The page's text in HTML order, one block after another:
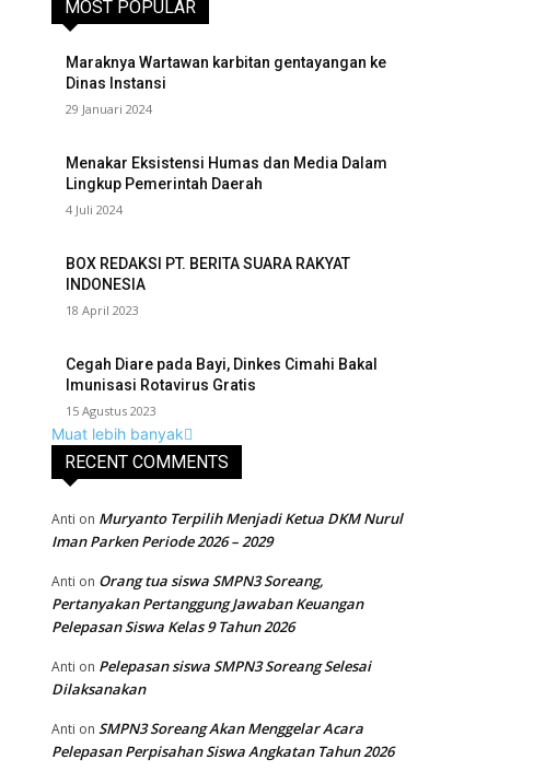
MOST POPULAR
Maraknya Wartawan karbitan gentayangan ke
Dinas Instansi
29 Januari 2024
Menakar Eksistensi Humas dan Media Dalam
Lingkup Pemerintah Daerah
4 Juli 2024
BOX REDAKSI PT. BERITA SUARA RAKYAT
INDONESIA
18 April 2023
Cegah Diare pada Bayi, Dinkes Cimahi Bakal
Imunisasi Rotavirus Gratis
15 Agustus 2023
Muat lebih banyak
RECENT COMMENTS
Anti on Muryanto Terpilih Menjadi Ketua DKM Nurul
Iman Parken Periode 2026 – 2029
Anti on Orang tua siswa SMPN3 Soreang,
Pertanyakan Pertanggung Jawaban Keuangan
Pelepasan Siswa Kelas 9 Tahun 2026
Anti on Pelepasan siswa SMPN3 Soreang Selesai
Dilaksanakan
Anti on SMPN3 Soreang Akan Menggelar Acara
Pelepasan Perpisahan Siswa Angkatan Tahun 2026